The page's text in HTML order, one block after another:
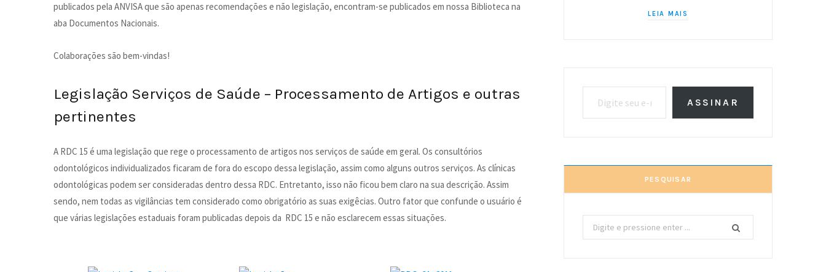
publicados pela ANVISA que são apenas recomendações e não legislação, encontram-se publicados em nossa Biblioteca na
aba Documentos Nacionais.
Colaborações são bem-vindas!
Legislação Serviços de Saúde – Processamento de Artigos e outras
pertinentes
A RDC 15 é uma legislação que rege o processamento de artigos nos serviços de saúde em geral. Os consultórios
odontológicos individualizados ficaram de fora do escopo dessa legislação, assim como alguns outros serviços. As clínicas
odontológicas podem ser consideradas dentro dessa RDC. Entretanto, isso não ficou bem claro na sua descrição. Assim
sendo, nem todas as vigilâncias tem considerado como obrigatório as suas exigêcias. Outro fator que confunde o usuário é
que várias legislações estaduais foram publicadas depois da RDC 15 e não esclarecem essas situações.
LEIA MAIS
Digite seu e-mail…
ASSINAR
PESQUISAR
Procurar
por: